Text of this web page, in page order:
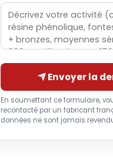
Envoyer la
En soumettant ce formulaire,
recontacté par un fabricant
données ne sont jamais